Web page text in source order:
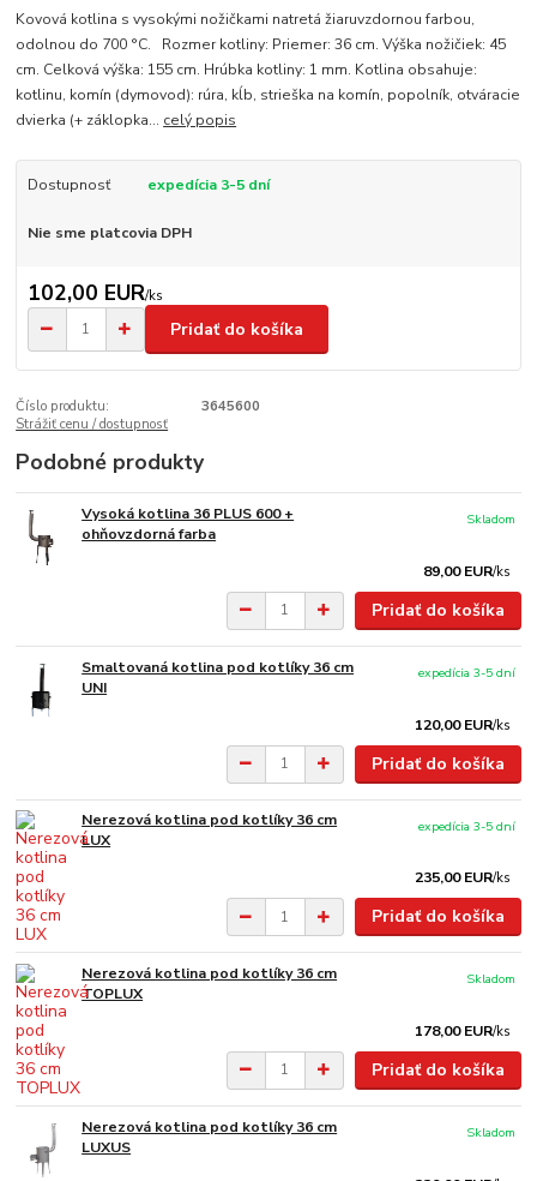
Kovová kotlina s vysokými nožičkami natretá žiaruvzdornou farbou,
odolnou do 700 °C. Rozmer kotliny: Priemer: 36 cm. Výška nožičiek: 45
cm. Celková výška: 155 cm. Hrúbka kotliny: 1 mm. Kotlina obsahuje:
kotlinu, komín (dymovod): rúra, kĺb, strieška na komín, popolník, otváracie
dvierka (+ záklopka... celý popis
Dostupnosť expedícia 3-5 dní
Nie sme platcovia DPH
102,00 EUR/ks
Pridať do košíka
Číslo produktu:
3645600
Strážiť cenu / dostupnosť
Podobné produkty
Vysoká kotlina 36 PLUS 600 +
ohňovzdorná farba
89,00 EUR/ks
Skladom
Pridať do košíka
Smaltovaná kotlina pod kotlíky 36 cm
UNI
120,00 EUR/ks
expedícia 3-5 dní
Pridať do košíka
Nerezová kotlina pod kotlíky 36 cm
LUX
235,00 EUR/ks
expedícia 3-5 dní
Pridať do košíka
Nerezová kotlina pod kotlíky 36 cm
TOPLUX
178,00 EUR/ks
Skladom
Pridať do košíka
Nerezová kotlina pod kotlíky 36 cm
LUXUS
Skladom